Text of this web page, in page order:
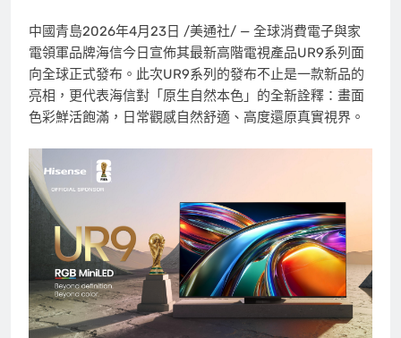
中國青島2026年4月23日 /美通社/ — 全球消費電子與家
電領軍品牌海信今日宣佈其最新高階電視產品UR9系列面
向全球正式發布。此次UR9系列的發布不止是一款新品的
亮相，更代表海信對「原生自然本色」的全新詮釋：畫面
色彩鮮活飽滿，日常觀感自然舒適、高度還原真實視界。